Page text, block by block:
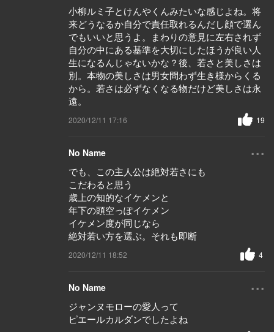
小柳ルミ子とけんやくんみたいな感じよね。将
来どうなるか自分で責任取れるんだし顔で選ん
でもいいと思うよ。まわりの意見に左右されず
自分の中にある基準を大切にしたほうが良い人
生になるんじゃないかな？後、若さと美しさは
別。本物の美しさは男女問わず生き様からくる
から。若さは必ずなくなる物だけど美しさは永
遠。
2020/12/11 17:16 19
No Name ...
でも、この主人公は絶対若さにも
こだわると思う
歳上の知的なイケメンと
年下の頭空っぽイケメン
イケメン度が同じなら
絶対若い方を選ぶ。それも即断
2020/12/11 18:52 4
No Name ...
ジャンヌモローの愛人って
ピエールカルダンでしたよね